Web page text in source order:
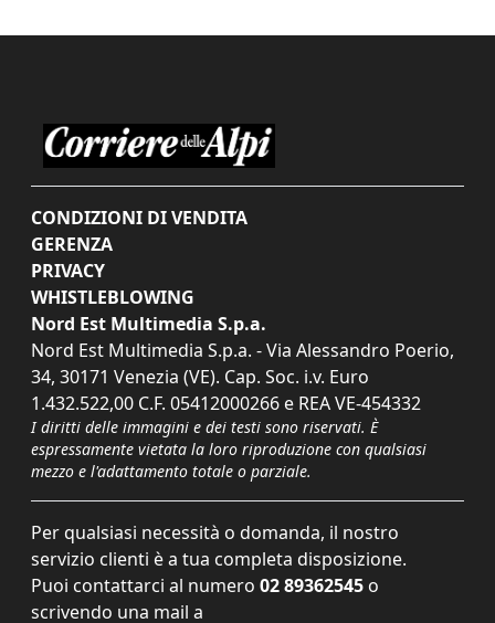
CONDIZIONI DI VENDITA
GERENZA
PRIVACY
WHISTLEBLOWING
Nord Est Multimedia S.p.a.
Nord Est Multimedia S.p.a. - Via Alessandro Poerio,
34, 30171 Venezia (VE). Cap. Soc. i.v. Euro
1.432.522,00 C.F. 05412000266 e REA VE-454332
I diritti delle immagini e dei testi sono riservati. È
espressamente vietata la loro riproduzione con qualsiasi
mezzo e l'adattamento totale o parziale.
Per qualsiasi necessità o domanda, il nostro
servizio clienti è a tua completa disposizione.
Puoi contattarci al numero 02 89362545 o
scrivendo una mail a